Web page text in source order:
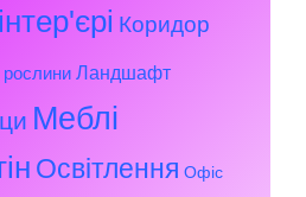
Коридор
рослини Ландшафт
Меблі
Освітлення Офіс